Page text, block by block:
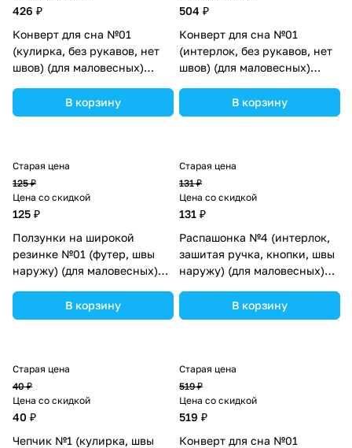
426 ₽
Конверт для сна №01
(кулирка, без рукавов, нет
швов) (для маловесных)
ассортименте.В корзину
504 ₽
Конверт для сна №01
(интерлок, без рукавов, нет
швов) (для маловесных)
ассортименте.В корзину
Старая цена
125 ₽
Цена со скидкой
125 ₽
Ползунки на широкой
резинке №01 (футер, швы
наружу) (для маловесных)
ассортименте.В корзину
Старая цена
131 ₽
Цена со скидкой
131 ₽
Распашонка №4 (интерлок,
зашитая ручка, кнопки, швы
наружу) (для маловесных)
ассортименте.В корзину
Старая цена
40 ₽
Цена со скидкой
40 ₽
Чепчик №1 (кулирка, швы
Старая цена
519 ₽
Цена со скидкой
519 ₽
Конверт для сна №01